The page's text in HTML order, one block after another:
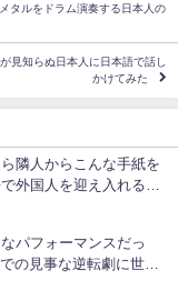
タルをドラム演奏する日本人の
見知らぬ日本人に日本語で話し
かけてみた
隣人からこんな手紙を
外国人を迎え入れる日
パフォーマンスだっ
の見事な逆転劇に世界